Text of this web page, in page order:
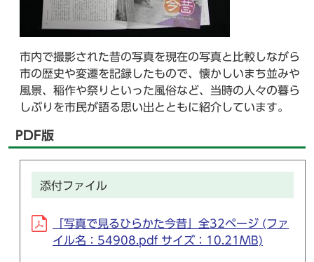
市内で撮影された昔の写真を現在の写真と比較しながら
市の歴史や変遷を記録したもので、懐かしいまち並みや
風景、稲作や祭りといった風俗など、当時の人々の暮ら
しぶりを市民が語る思い出とともに紹介しています。
PDF版
添付ファイル
「写真で見るひらかた今昔」全32ページ (ファ
イル名：54908.pdf サイズ：10.21MB)